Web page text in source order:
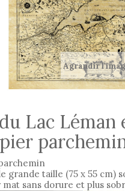
Agrandir
Lac Léman
grande taille (75 x 55 cm)
sans dorure et plus